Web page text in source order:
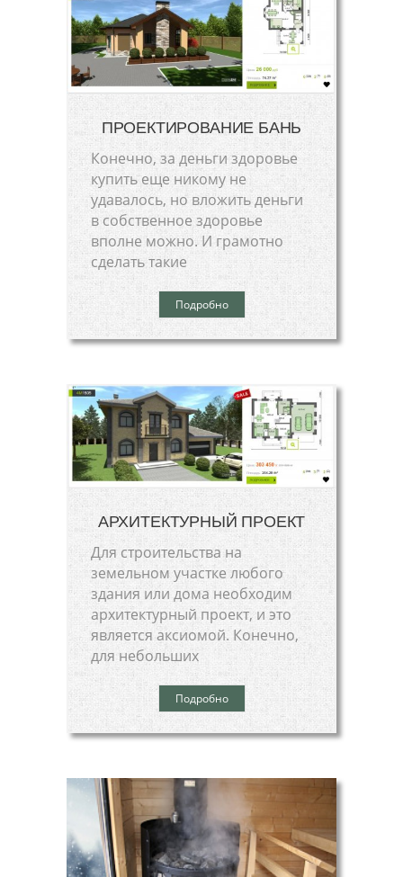
ПРОЕКТИРОВАНИЕ БАНЬ
Конечно, за деньги здоровье
купить еще никому не
удавалось, но вложить деньги
в собственное здоровье
вполне можно. И грамотно
сделать такие
Подробно
АРХИТЕКТУРНЫЙ ПРОЕКТ
Для строительства на
земельном участке любого
здания или дома необходим
архитектурный проект, и это
является аксиомой. Конечно,
для небольших
Подробно